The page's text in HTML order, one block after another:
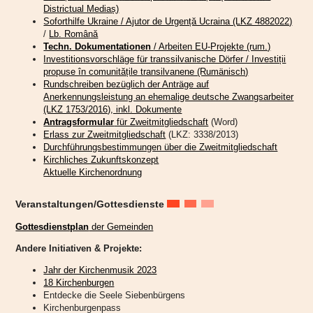
Engel eine wichtige Rolle spielen. Ungefähr 300 Mal finden sie in der Heiligen
Schrift Erwähnung, wie Pfarrer Welther zu berichten wusste. Für den
Abschluss des gut besuchten Gottesdienstes hatte die Engelsprojektgruppe
noch ein Lied – natürlich zu den Engeln – einstudiert. Um die musikalische
Umrahmung kümmerte sich Theo Halmen.
In einer weiteren feierlichen Zeremonie im Gemeindehaus, gefolgt von
Mittagessen und Hanklich, zu der alle Hetzeldorfer eingeladen waren,
bedankten sich die beiden Initiatorinnen Katharina Schmidt und Renate
Heilmann bei allen, die an diesem Projekt der Kirche mit Engelsgeflüster
mitgewirkt haben.
Hans Koeniges
außergewöhnlicher
Bläsergottesdienst und eine
besondere Begegnung in
Petersberg
Districtual Mediaș)
Soforthilfe Ukraine / Ajutor de Urgență Ucraina (LKZ 4882022)
/ Lb. Română
Techn. Dokumentationen/ Arbeiten EU-Projekte (rum.)
Investitionsvorschläge für transsilvanische Dörfer / Investiții
propuse în comunitățile transilvanene (Rumänisch)
Rundschreiben bezüglich der Anträge auf
Anerkennungsleistung an ehemalige deutsche Zwangsarbeiter
(LKZ 1753/2016), inkl. Dokumente
Antragsformular für Zweitmitgliedschaft (Word)
Erlass zur Zweitmitgliedschaft (LKZ: 3338/2013)
Durchführungsbestimmungen über die Zweitmitgliedschaft
Kirchliches Zukunftskonzept
Aktuelle Kirchenordnung
Veranstaltungen/Gottesdienste
Gottesdienstplan der Gemeinden
Andere Initiativen & Projekte:
Jahr der Kirchenmusik 2023
18 Kirchenburgen
Entdecke die Seele Siebenbürgens
Kirchenburgenpass